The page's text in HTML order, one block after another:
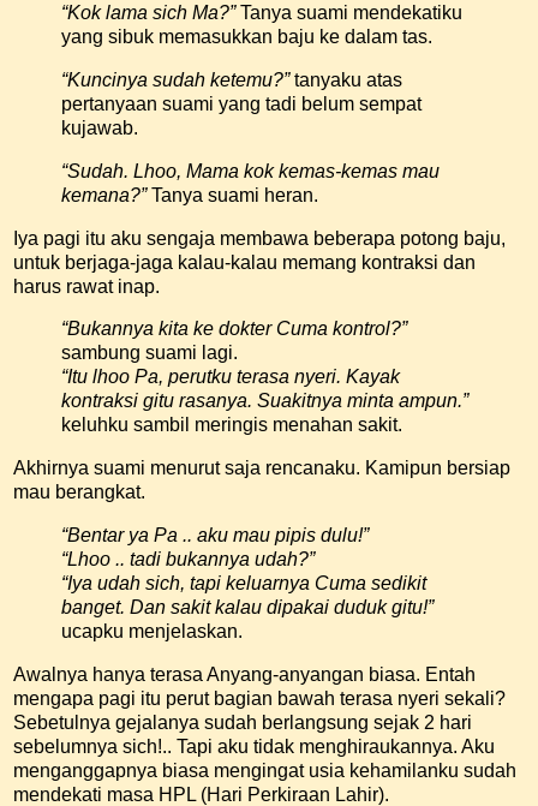
“Kok lama sich Ma?”Tanya suami mendekatiku
yang sibuk memasukkan baju ke dalam tas.
“Kuncinya sudah ketemu?”tanyaku atas
pertanyaan suami yang tadi belum sempat
kujawab.
“Sudah. Lhoo, Mama kok kemas-kemas mau
kemana?”Tanya suami heran.
Iya pagi itu aku sengaja membawa beberapa potong baju,
untuk berjaga-jaga kalau-kalau memang kontraksi dan
harus rawat inap.
“Bukannya kita ke dokter Cuma kontrol?”
sambung suami lagi.
“Itu lhoo Pa, perutku terasa nyeri. Kayak
kontraksi gitu rasanya. Suakitnya minta ampun.”
keluhku sambil meringis menahan sakit.
Akhirnya suami menurut saja rencanaku. Kamipun bersiap
mau berangkat.
“Bentar ya Pa .. aku mau pipis dulu!”
“Lhoo .. tadi bukannya udah?”
“Iya udah sich, tapi keluarnya Cuma sedikit
banget. Dan sakit kalau dipakai duduk gitu!”
ucapku menjelaskan.
Awalnya hanya terasa Anyang-anyangan biasa. Entah
mengapa pagi itu perut bagian bawah terasa nyeri sekali?
Sebetulnya gejalanya sudah berlangsung sejak 2 hari
sebelumnya sich!.. Tapi aku tidak menghiraukannya. Aku
menganggapnya biasa mengingat usia kehamilanku sudah
mendekati masa HPL (Hari Perkiraan Lahir).